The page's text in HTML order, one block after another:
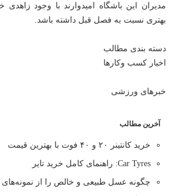
مدیران این باشگاه امیدوارند با وجود زاهدی
بهتری نسبت به فصل قبل داشته باشد.
دسته بندی مطالب
اخبار کسب وکارها
خبرهای ورزشی
آخرین مطالب
خرید کانتینر ۲۰ و ۴۰ فوت با بهترین قیمت
Car Tyres: راهنمای کامل خرید تایر
چگونه عسل طبیعی و خالص را از